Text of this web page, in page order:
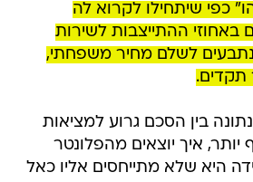
כפי שיתחילו לקרוא לה
ההתייצבות לשירות
לשלם מחיר משפחתי,
תקדים.
בין הסכם גרוע למציאות
איך יוצאים מהפלונטר
היא שלא מתייחסים אליו כאל